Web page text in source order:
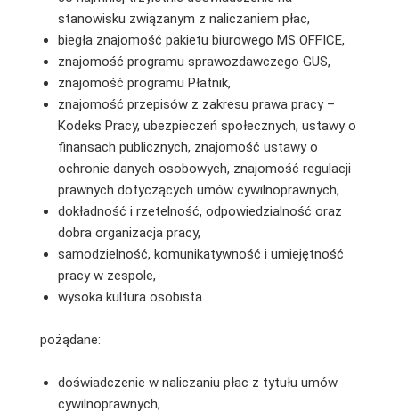
stanowisku związanym z naliczaniem płac,
biegła znajomość pakietu biurowego MS OFFICE,
znajomość programu sprawozdawczego GUS,
znajomość programu Płatnik,
znajomość przepisów z zakresu prawa pracy –
Kodeks Pracy, ubezpieczeń społecznych, ustawy o
finansach publicznych, znajomość ustawy o
ochronie danych osobowych, znajomość regulacji
prawnych dotyczących umów cywilnoprawnych,
dokładność i rzetelność, odpowiedzialność oraz
dobra organizacja pracy,
samodzielność, komunikatywność i umiejętność
pracy w zespole,
wysoka kultura osobista.
pożądane:
doświadczenie w naliczaniu płac z tytułu umów
cywilnoprawnych,